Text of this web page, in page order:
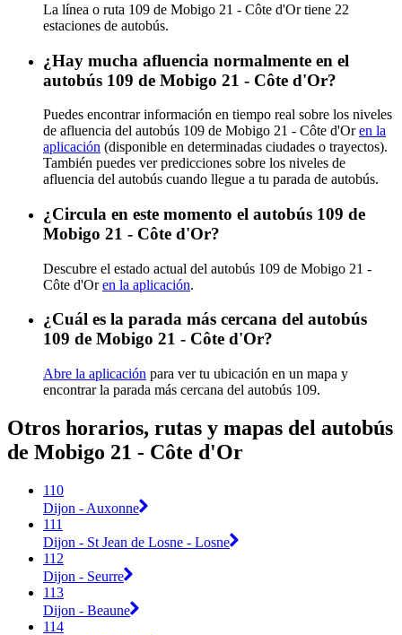
La línea o ruta 109 de Mobigo 21 - Côte d'Or tiene 22
estaciones de autobús.
¿Hay mucha afluencia normalmente en el
autobús 109 de Mobigo 21 - Côte d'Or?
Puedes encontrar información en tiempo real sobre los niveles
de afluencia del autobús 109 de Mobigo 21 - Côte d'Oren la
aplicación (disponible en determinadas ciudades o trayectos).
También puedes ver predicciones sobre los niveles de
afluencia del autobús cuando llegue a tu parada de autobús.
¿Circula en este momento el autobús 109 de
Mobigo 21 - Côte d'Or?
Descubre el estado actual del autobús 109 de Mobigo 21 -
Côte d'Oren la aplicación.
¿Cuál es la parada más cercana del autobús
109 de Mobigo 21 - Côte d'Or?
Abre la aplicación para ver tu ubicación en un mapa y
encontrar la parada más cercana del autobús 109.
Otros horarios, rutas y mapas del autobús
de Mobigo 21 - Côte d'Or
110
Dijon - Auxonne
111
Dijon - St Jean de Losne - Losne
112
Dijon - Seurre
113
Dijon - Beaune
114